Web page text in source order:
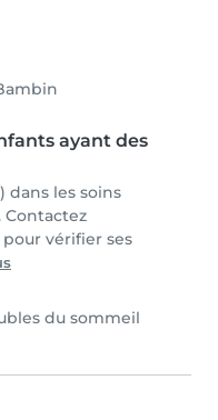
ayant des
dans les soins
Contactez
vérifier ses
du sommeil